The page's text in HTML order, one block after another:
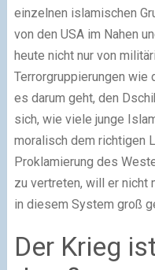
einzelnen islamischen
von den USA im Nahen
heute nicht nur von
Terrorgruppierungen wie
es darum geht, den
sich, wie viele junge
moralisch dem richtigen
Proklamierung des
zu vertreten, will er nicht
in diesem System groß
Der Krieg